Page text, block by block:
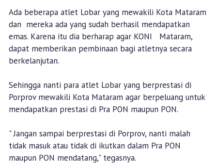
Ada beberapa atlet Lobar yang mewakili Kota Mataram
dan mereka ada yang sudah berhasil mendapatkan
emas. Karena itu dia berharap agar KONI Mataram,
dapat memberikan pembinaan bagi atletnya secara
berkelanjutan.
Sehingga nanti para atlet Lobar yang berprestasi di
Porprov mewakili Kota Mataram agar berpeluang untuk
mendapatkan prestasi di Pra PON maupun PON.
" Jangan sampai berprestasi di Porprov, nanti malah
tidak masuk atau tidak di ikutkan dalam Pra PON
maupun PON mendatang," tegasnya.